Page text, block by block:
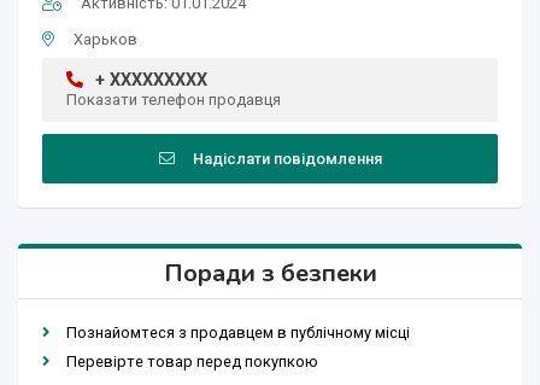
Харьков
+ XXXXXXXXX
Показати телефон продавця
Надіслати повідомлення
Поради з безпеки
Познайомтеся з продавцем в публічному місці
Перевірте товар перед покупкою